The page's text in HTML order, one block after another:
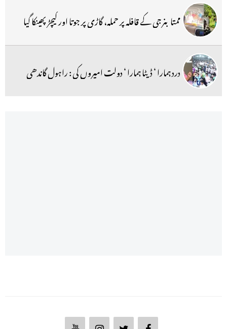
ممتا بنرجی کے قافلہ پر حملہ، گاڑی پر جوتا اور کیچڑ پھینکا گیا
درد ہمارا ‘ ڈیٹا ہمارا ‘ دولت امیروں کی : راہول گاندھی